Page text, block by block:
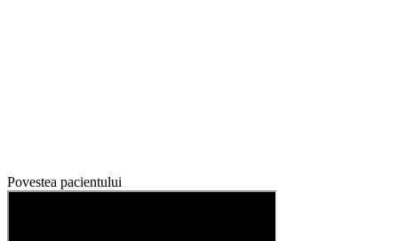
Povestea pacientului